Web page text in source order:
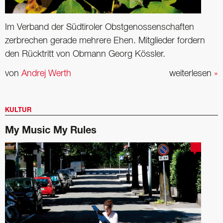
Im Verband der Südtiroler Obstgenossenschaften
zerbrechen gerade mehrere Ehen. Mitglieder fordern
den Rücktritt von Obmann Georg Kössler.
weiterlesen »
von Andrej Werth
KULTUR
My Music My Rules